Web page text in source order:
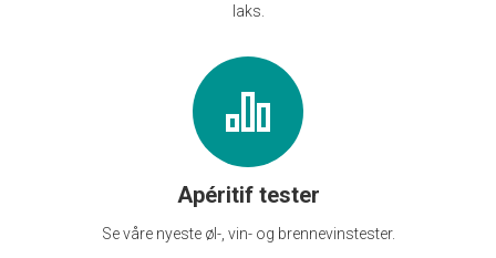
laks.
Apéritif tester
Se våre nyeste øl-, vin- og brennevinstester.